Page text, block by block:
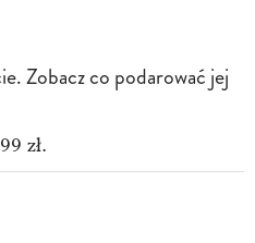
Zobacz co podarować jej
zł.